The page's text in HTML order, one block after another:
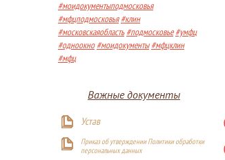
#моидокументыподмосковья
#мфцподмосковья #клин
#московскаяобласть #подмосковье #умфц
#одноокно #моидокументы #мфцклин
#мфц
Важные документы
Устав
Приказ об утверждении Политики обработки
персональных данных